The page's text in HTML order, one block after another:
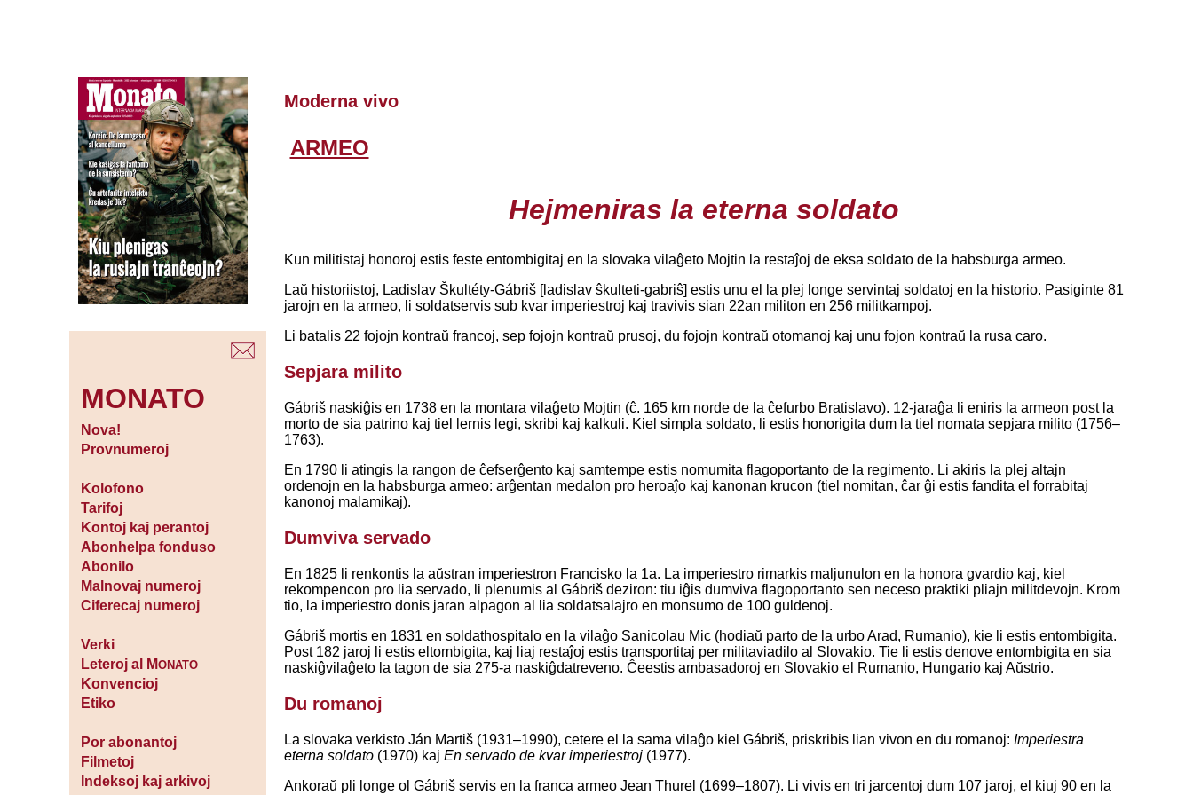
MONATO
Nova!
Provnumeroj
Kolofono
Tarifoj
Kontoj kaj perantoj
Abonhelpa fonduso
Abonilo
Malnovaj numeroj
Ciferecaj numeroj
Verki
Leteroj al MONATO
Konvencioj
Etiko
Por abonantoj
Filmetoj
Indeksoj kaj arkivoj
Moderna vivo
ARMEO
Hejmeniras la eterna soldato
Kun militistaj honoroj estis feste entombigitaj en la slovaka vilaĝeto Mojtin la restaĵoj de eksa soldato de la habsburga armeo.
Laŭ historiistoj, Ladislav Škultéty-Gábriš [ladislav ŝkulteti-gabriŝ] estis unu el la plej longe servintaj soldatoj en la historio. Pasiginte 81
jarojn en la armeo, li soldatservis sub kvar imperiestroj kaj travivis sian 22an militon en 256 militkampoj.
Li batalis 22 fojojn kontraŭ francoj, sep fojojn kontraŭ prusoj, du fojojn kontraŭ otomanoj kaj unu fojon kontraŭ la rusa caro.
Sepjara milito
Gábriš naskiĝis en 1738 en la montara vilaĝeto Mojtin (ĉ. 165 km norde de la ĉefurbo Bratislavo). 12-jaraĝa li eniris la armeon post la
morto de sia patrino kaj tiel lernis legi, skribi kaj kalkuli. Kiel simpla soldato, li estis honorigita dum la tiel nomata sepjara milito (1756–
1763).
En 1790 li atingis la rangon de ĉefserĝento kaj samtempe estis nomumita flagoportanto de la regimento. Li akiris la plej altajn
ordenojn en la habsburga armeo: arĝentan medalon pro heroaĵo kaj kanonan krucon (tiel nomitan, ĉar ĝi estis fandita el forrabitaj
kanonoj malamikaj).
Dumviva servado
En 1825 li renkontis la aŭstran imperiestron Francisko la 1a. La imperiestro rimarkis maljunulon en la honora gvardio kaj, kiel
rekompencon pro lia servado, li plenumis al Gábriš deziron: tiu iĝis dumviva flagoportanto sen neceso praktiki pliajn militdevojn. Krom
tio, la imperiestro donis jaran alpagon al lia soldatsalajro en monsumo de 100 guldenoj.
Gábriš mortis en 1831 en soldathospitalo en la vilaĝo Sanicolau Mic (hodiaŭ parto de la urbo Arad, Rumanio), kie li estis entombigita.
Post 182 jaroj li estis eltombigita, kaj liaj restaĵoj estis transportitaj per militaviadilo al Slovakio. Tie li estis denove entombigita en sia
naskiĝvilaĝeto la tagon de sia 275-a naskiĝdatreveno. Ĉeestis ambasadoroj en Slovakio el Rumanio, Hungario kaj Aŭstrio.
Du romanoj
La slovaka verkisto Ján Martiš (1931–1990), cetere el la sama vilaĝo kiel Gábriš, priskribis lian vivon en du romanoj: Imperiestra
eterna soldato(1970) kaj En servado de kvar imperiestroj(1977).
Ankoraŭ pli longe ol Gábriš servis en la franca armeo Jean Thurel (1699–1807). Li vivis en tri jarcentoj dum 107 jaroj, el kiuj 90 en la